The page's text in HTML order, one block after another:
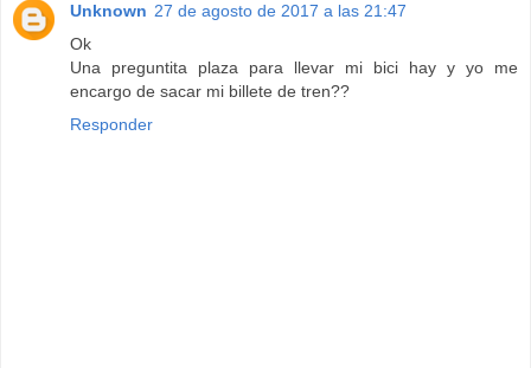
Unknown 27 de agosto de 2017 a las 21:47
Ok
Una preguntita plaza para llevar mi bici hay y yo me
encargo de sacar mi billete de tren??
Responder